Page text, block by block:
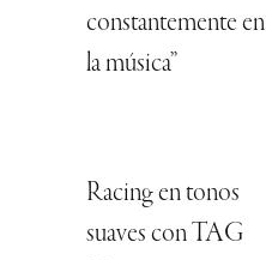
constantemente en
la música”
Racing en tonos
suaves con TAG